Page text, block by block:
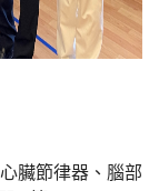
臟節律器、腦部